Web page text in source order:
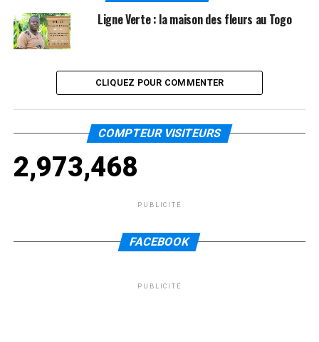
Ligne Verte : la maison des fleurs au Togo
CLIQUEZ POUR COMMENTER
COMPTEUR VISITEURS
2,973,468
PUBLICITÉ
FACEBOOK
PUBLICITÉ